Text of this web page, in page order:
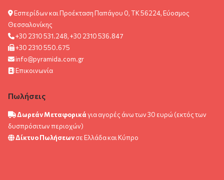
Εσπερίδων και Προέκταση Παπάγου 0, ΤΚ 56224, Εύοσμος
Θεσσαλονίκης
+30 2310 531.248, +30 2310 536.847
+30 2310 550.675
info@pyramida.com.gr
Επικοινωνία
Πωλήσεις
Δωρεάν Μεταφορικάγια αγορές άνω των 30 ευρώ (εκτός των
δυσπρόσιτων περιοχών)
Δίκτυο Πωλήσεωνσε Ελλάδα και Κύπρο